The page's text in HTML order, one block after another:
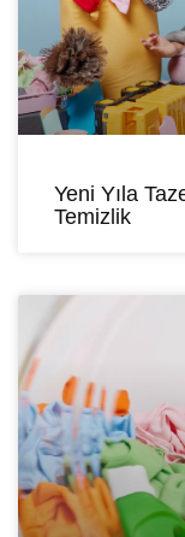
Yeni Yıla
Temizlik